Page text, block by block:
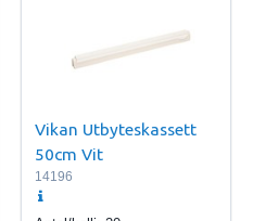
Vikan Utbyteskassett
50cm Vit
14196